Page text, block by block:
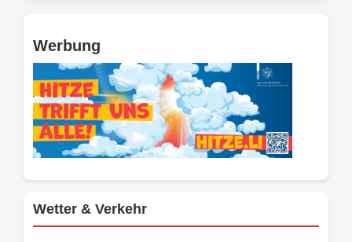
Werbung
Wetter & Verkehr